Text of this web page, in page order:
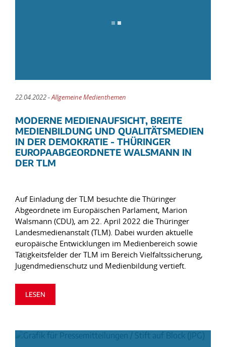
22.04.2022 -Allgemeine Medienthemen
MODERNE MEDIENAUFSICHT, BREITE
MEDIENBILDUNG UND QUALITÄTSMEDIEN
IN DER DEMOKRATIE - THÜRINGER
EUROPAABGEORDNETE WALSMANN IN
DER TLM
Auf Einladung der TLM besuchte die Thüringer
Abgeordnete im Europäischen Parlament, Marion
Walsmann (CDU), am 22. April 2022 die Thüringer
Landesmedienanstalt (TLM). Dabei wurden aktuelle
europäische Entwicklungen im Medienbereich sowie
Tätigkeitsfelder der TLM im Bereich Vielfaltssicherung,
Jugendmedienschutz und Medienbildung vertieft.
LESEN